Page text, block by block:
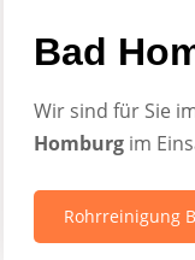
Bad
Wir sind für Sie
Homburg im
Rohrreinigung